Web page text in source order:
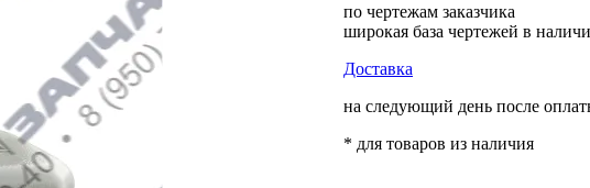
по чертежам заказчика
широкая база чертежей в
Доставка
на следующий день после
* для товаров из наличия